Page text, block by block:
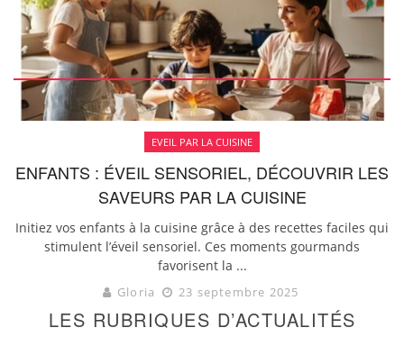
EVEIL PAR LA CUISINE
ENFANTS : ÉVEIL SENSORIEL, DÉCOUVRIR LES
SAVEURS PAR LA CUISINE
Initiez vos enfants à la cuisine grâce à des recettes faciles qui
stimulent l’éveil sensoriel. Ces moments gourmands
favorisent la ...
Gloria 23 septembre 2025
LES RUBRIQUES D’ACTUALITÉS